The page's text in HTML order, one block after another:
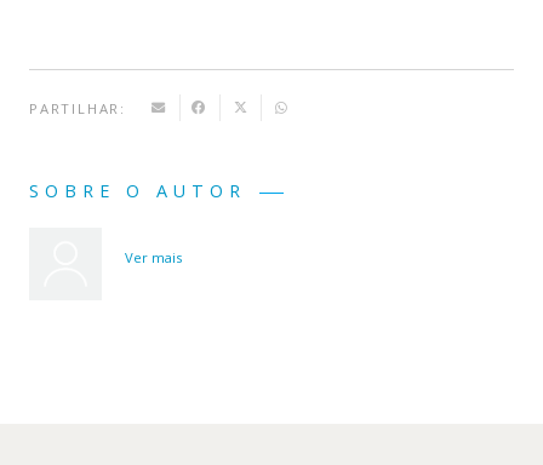
PARTILHAR:
SOBRE O AUTOR
Ver mais